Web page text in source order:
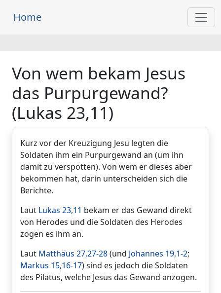
Home
Von wem bekam Jesus
das Purpurgewand?
(Lukas 23,11)
Kurz vor der Kreuzigung Jesu legten die
Soldaten ihm ein Purpurgewand an (um ihn
damit zu verspotten). Von wem er dieses aber
bekommen hat, darin unterscheiden sich die
Berichte.
Laut Lukas 23,11 bekam er das Gewand direkt
von Herodes und die Soldaten des Herodes
zogen es ihm an.
Laut Matthäus 27,27-28(und Johannes 19,1-2;
Markus 15,16-17) sind es jedoch die Soldaten
des Pilatus, welche Jesus das Gewand anzogen.